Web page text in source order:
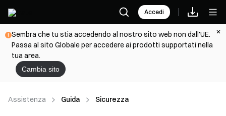
Accedi
Sembra che tu stia accedendo al nostro sito web non dall'UE.
Passa al sito Globale per accedere ai prodotti supportati nella
tua area.
Cambia sito
Assistenza Guida Sicurezza